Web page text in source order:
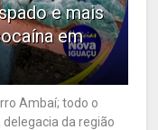
e mais
em
Ambaí; todo o
da região